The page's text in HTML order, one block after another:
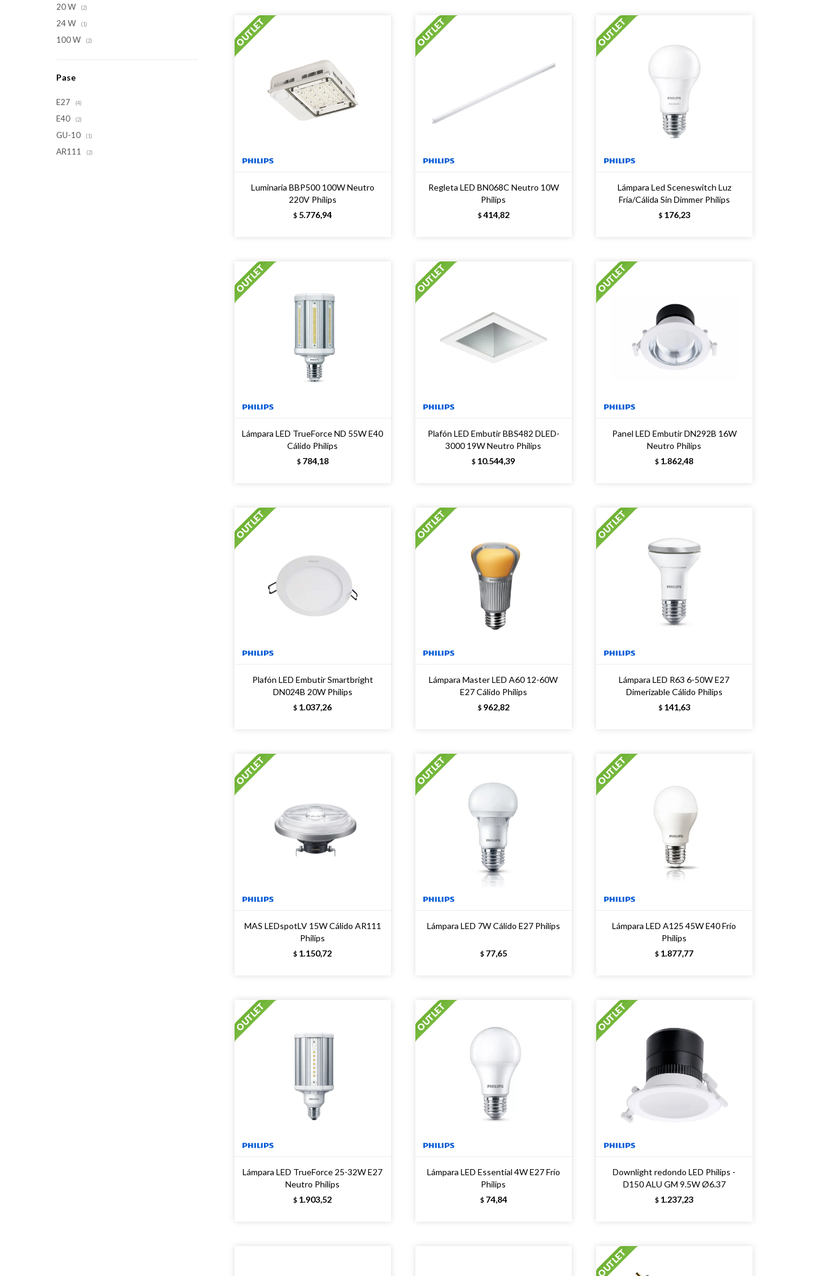
Luminaria BBP500 100W Neutro
220V Philips
$ 5.776,94
Regleta LED BN068C Neutro 10W
Philips
$ 414,82
Lámpara Led Sceneswitch Luz
Fría/Cálida Sin Dimmer Philips
$ 176,23
Lámpara LED TrueForce ND 55W E40
Cálido Philips
$ 784,18
Plafón LED Embutir BBS482 DLED-
3000 19W Neutro Philips
$ 10.544,39
Panel LED Embutir DN292B 16W
Neutro Philips
$ 1.862,48
Plafón LED Embutir Smartbright
DN024B 20W Philips
$ 1.037,26
Lámpara Master LED A60 12-60W
E27 Cálido Philips
$ 962,82
Lámpara LED R63 6-50W E27
Dimerizable Cálido Philips
$ 141,63
MAS LEDspotLV 15W Cálido AR111
Philips
$ 1.150,72
Lámpara LED 7W Cálido E27 Philips
$ 77,65
Lámpara LED A125 45W E40 Frío
Philips
$ 1.877,77
Lámpara LED TrueForce 25-32W E27
Neutro Philips
$ 1.903,52
Lámpara LED Essential 4W E27 Frío
Philips
$ 74,84
Downlight redondo LED Philips -
D150 ALU GM 9.5W Ø6.37
$ 1.237,23
20 W (2)
24 W (1)
100 W (2)
Pase
E27 (4)
E40 (2)
GU-10 (1)
AR111 (2)